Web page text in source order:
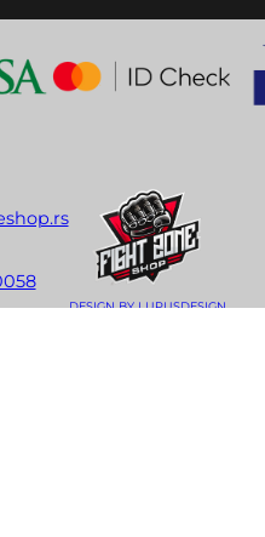
DESIGN BY LUPUSDESIGN